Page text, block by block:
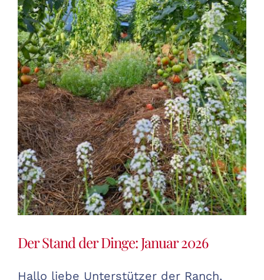
Der Stand der Dinge: Januar 2026
Hallo liebe Unterstützer der Ranch,